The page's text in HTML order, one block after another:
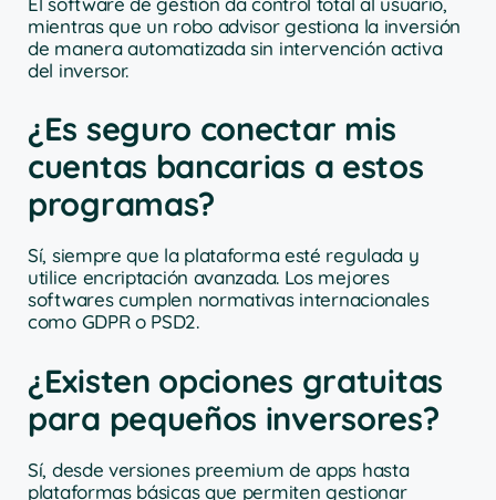
mientras que un robo advisor gestiona la inversión
de manera automatizada sin intervención activa
del inversor.
¿Es seguro conectar mis
cuentas bancarias a estos
programas?
Sí, siempre que la plataforma esté regulada y
utilice encriptación avanzada. Los mejores
softwares cumplen normativas internacionales
como GDPR o PSD2.
¿Existen opciones gratuitas
para pequeños inversores?
Sí, desde versiones preemium de apps hasta
plataformas básicas que permiten gestionar